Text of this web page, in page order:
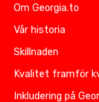
Om Georgia.to
Vår historia
Skillnaden
Kvalitet framför
Inkludering på